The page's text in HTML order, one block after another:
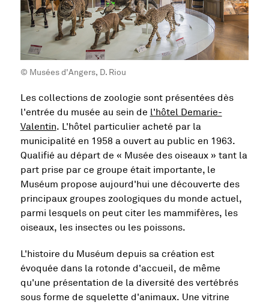
© Musées d'Angers, D. Riou
Les collections de zoologie sont présentées dès
l'entrée du musée au sein de l'hôtel Demarie-
Valentin. L'hôtel particulier acheté par la
municipalité en 1958 a ouvert au public en 1963.
Qualifié au départ de « Musée des oiseaux » tant la
part prise par ce groupe était importante, le
Muséum propose aujourd'hui une découverte des
principaux groupes zoologiques du monde actuel,
parmi lesquels on peut citer les mammifères, les
oiseaux, les insectes ou les poissons.
L'histoire du Muséum depuis sa création est
évoquée dans la rotonde d'accueil, de même
qu'une présentation de la diversité des vertébrés
sous forme de squelette d'animaux. Une vitrine